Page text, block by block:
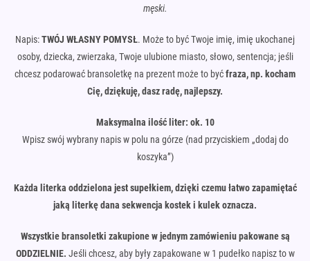
męski.
Napis:TWÓJ WŁASNY POMYSŁ. Może to być Twoje imię, imię ukochanej
osoby, dziecka, zwierzaka, Twoje ulubione miasto, słowo, sentencja; jeśli
chcesz podarować bransoletkę na prezent może to byćfraza, np. kocham
Cię, dziękuję, dasz radę, najlepszy.
Maksymalna ilość liter: ok. 10
Wpisz swój wybrany napis w polu na górze (nad przyciskiem „dodaj do
koszyka”)
Każda literka oddzielona jest supełkiem, dzięki czemu łatwo zapamiętać
jaką literkę dana sekwencja kostek i kulek oznacza.
Wszystkie bransoletki zakupione w jednym zamówieniu pakowane są
ODDZIELNIE. Jeśli chcesz, aby były zapakowane w 1 pudełko napisz to w